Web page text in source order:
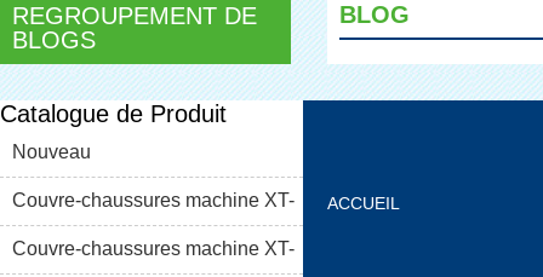
REGROUPEMENT DE
BLOGS
BLOG
Catalogue de Produit
Nouveau
Couvre-chaussures machine XT-
46C
Couvre-chaussures machine XT-
ACCUEIL